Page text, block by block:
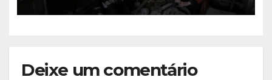
Deixe um comentário